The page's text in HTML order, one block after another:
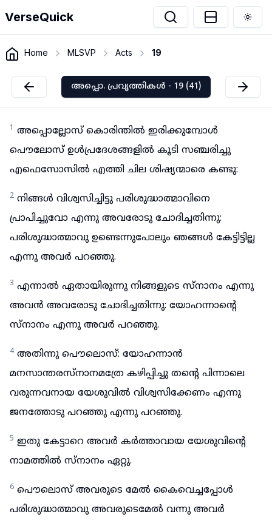
VerseQuick
Home MLSVP Acts 19
അപ്പൊ. പ്രവൃത്തികൾ - 19 (41)
1 അപ്പൊല്ലോസ് കൊരിന്തിൽ ഇരിക്കുമ്പോൾ
പൌലോസ് ഉൾപ്രദേശങ്ങളിൽ കൂടി സഞ്ചരിച്ചു
എഫെസോസിൽ എത്തി ചില ശിഷ്യന്മാരെ കണ്ടു:
2 നിങ്ങൾ വിശ്വസിച്ചിട്ടു പരിശുദ്ധാത്മാവിനെ
പ്രാപിച്ചുവോ എന്നു അവരോടു ചോദിച്ചതിന്നു:
പരിശുദ്ധാത്മാവു ഉണ്ടെന്നുപോലും ഞങ്ങൾ കേട്ടിട്ടില്ല
എന്നു അവർ പറഞ്ഞു.
3 എന്നാൽ ഏതായിരുന്നു നിങ്ങളുടെ സ്നാനം എന്നു
അവൻ അവരോടു ചോദിച്ചതിന്നു: യോഹന്നാന്റെ
സ്നാനം എന്നു അവർ പറഞ്ഞു.
4 അതിന്നു പൌലൊസ്: യോഹന്നാൻ
മനസാന്തരസ്നാനമത്രേ കഴിപ്പിച്ചു തന്റെ പിന്നാലെ
വരുന്നവനായ യേശുവിൽ വിശ്വസിക്കേണം എന്നു
ജനത്തോടു പറഞ്ഞു എന്നു പറഞ്ഞു.
5 ഇതു കേട്ടാറെ അവർ കർത്താവായ യേശുവിന്റെ
നാമത്തിൽ സ്നാനം ഏറ്റു.
6 പൌലൊസ് അവരുടെ മേൽ കൈവെച്ചപ്പോൾ
പരിശുദ്ധാത്മാവു അവരുടെമേൽ വന്നു അവർ